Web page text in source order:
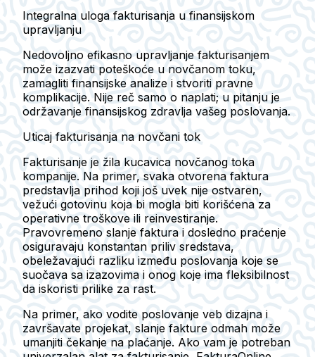
Integralna uloga fakturisanja u finansijskom
upravljanju
Nedovoljno efikasno upravljanje fakturisanjem
može izazvati poteškoće u novčanom toku,
zamagliti finansijske analize i stvoriti pravne
komplikacije. Nije reč samo o naplati; u pitanju je
održavanje finansijskog zdravlja vašeg poslovanja.
Uticaj fakturisanja na novčani tok
Fakturisanje je žila kucavica novčanog toka
kompanije. Na primer, svaka otvorena faktura
predstavlja prihod koji još uvek nije ostvaren,
vežući gotovinu koja bi mogla biti korišćena za
operativne troškove ili reinvestiranje.
Pravovremeno slanje faktura i dosledno praćenje
osiguravaju konstantan priliv sredstava,
obeležavajući razliku između poslovanja koje se
suočava sa izazovima i onog koje ima fleksibilnost
da iskoristi prilike za rast.
Na primer, ako vodite poslovanje veb dizajna i
završavate projekat, slanje fakture odmah može
umanjiti čekanje na plaćanje. Ako vam je potreban